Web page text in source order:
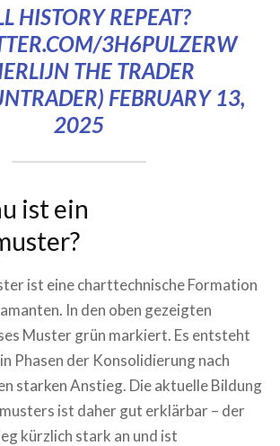
HISTORY REPEAT?
3H6PULZERW
THE TRADER
FEBRUARY 13,
2025
ist ein
ist eine charttechnische Formation
In den oben gezeigten
Muster grün markiert. Es entsteht
Phasen der Konsolidierung nach
starken Anstieg. Die aktuelle Bildung
ist daher gut erklärbar – der
kürzlich stark an und ist